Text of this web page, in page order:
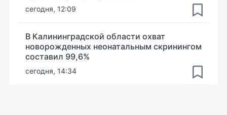
сегодня, 12:09
В Калининградской области охват
новорожденных неонатальным скринингом
составил 99,6%
сегодня, 14:34